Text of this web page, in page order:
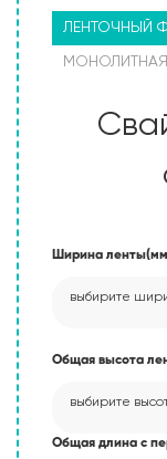
ЛЕНТОЧНЫЙ
Ширина
выбирите
Общая высота
выбирите
Общая длина c